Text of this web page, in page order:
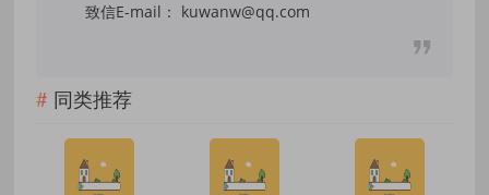
致信E-mail： kuwanw@qq.com
同类推荐